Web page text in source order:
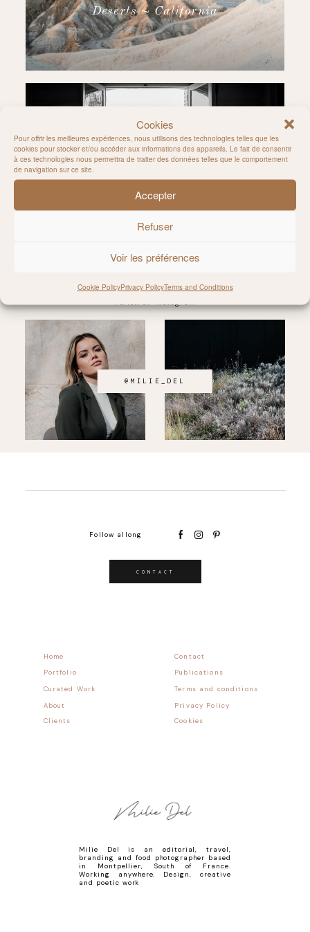
Cookies
Pour offrir les meilleures expériences, nous utilisons des technologies telles que les
cookies pour stocker et/ou accéder aux informations des appareils. Le fait de consentir
à ces technologies nous permettra de traiter des données telles que le comportement
de navigation sur ce site.
Accepter
Refuser
Voir les préférences
Cookie PolicyPrivacy PolicyTerms and Conditions
Deserts ~ California
WEDDINGS
Stunning modern bride and
Follow on Instagram
@MILIE_DEL
Contact
Home
Follow allong
Publications
Portfolio
Milie Del is an editorial, travel,
branding and food photographer based
in Montpellier, South of France.
Working anywhere. Design, creative
and poetic work
Terms and conditions
Curated Work
CONTACT
Privacy Policy
About
Cookies
Clients